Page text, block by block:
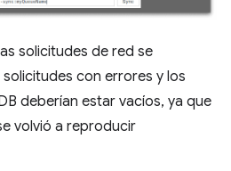
solicitudes de red se
con errores y los
deberían estar vacíos, ya que
volvió a reproducir